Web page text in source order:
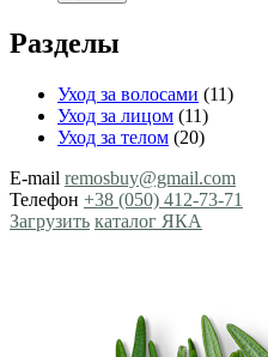
Разделы
Уход за волосами (11)
Уход за лицом (11)
Уход за телом (20)
E-mail remosbuy@gmail.com
Телефон +38 (050) 412-73-71
Загрузить каталог ЯКА